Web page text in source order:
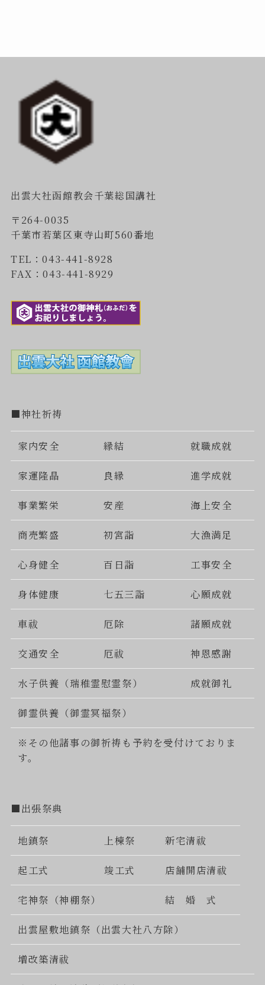
出雲大社函館教会千葉総国講社
〒264-0035
千葉市若葉区東寺山町560番地
TEL：043-441-8928
FAX：043-441-8929
■神社祈祷
家内安全 縁結 就職成就
家運隆晶 良縁 進学成就
事業繁栄 安産 海上安全
商売繁盛 初宮詣 大漁満足
心身健全 百日詣 工事安全
身体健康 七五三詣 心願成就
車祓 厄除 諸願成就
交通安全 厄祓 神恩感謝
水子供養（瑞稚霊慰霊祭） 成就御礼
御霊供養（御霊冥福祭）
※その他諸事の御祈祷も予約を受付けておりま
す。
■出張祭典
地鎮祭 上棟祭 新宅清祓
起工式 竣工式 店舗開店清祓
宅神祭（神棚祭） 結 婚 式
出雲屋敷地鎮祭（出雲大社八方除）
増改築清祓